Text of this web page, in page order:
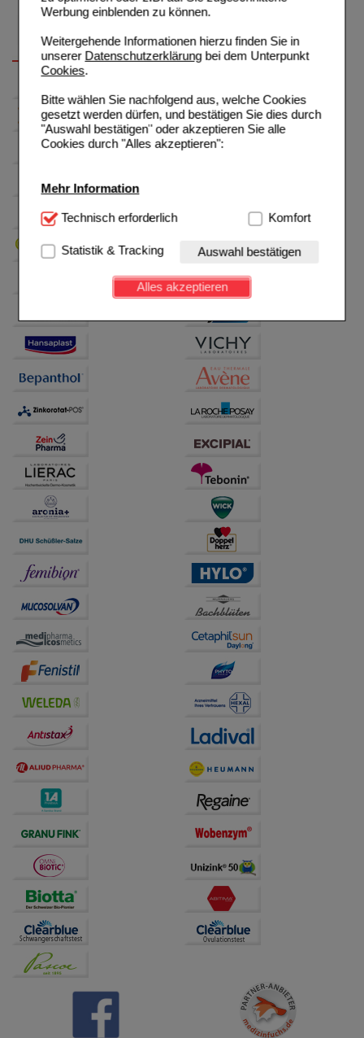
Werbung einblenden zu können.
Weitergehende Informationen hierzu finden Sie in
unserer Datenschutzerklärungbei dem Unterpunkt
Cookies.
Bitte wählen Sie nachfolgend aus, welche Cookies
gesetzt werden dürfen, und bestätigen Sie dies durch
"Auswahl bestätigen" oder akzeptieren Sie alle
Cookies durch "Alles akzeptieren":
Mehr Information
Technisch Notwendig:Hierbei handelt es sich um
Website notwendig sind (z.B. Navigation, Warenkorb,
Kundenkonto), weshalb auf diese nicht verzichtet
werden kann.
Einkaufserlebnis noch ansprechender zu gestalten,
beispielsweise für die Wiedererkennung des
Besuchers oder unsere Seite an bevorzugte
Verhaltensweisen (z.B. Spracheinstellung)
anzupassen. Komfort-Cookies ermöglichen es uns
auch auf Ihre Bedürfnisse zugeschrittene Inhalte
anzuzeigen und unser Partnerprogramm zu
Statistik & Tracking:
Hierüber lassen sich
Informationen über die Art und Weise der Nutzung
unserer Website sammeln, mit deren Hilfe wir unsere
Website weiter für Sie optimieren können, den Inhalt
auf unserer Website aber auch die Werbung auf
Drittseiten möglichst relevant für Sie zu gestalten.
Bitte beachten Sie, dass Daten hierfür teilweise an
Dritte wie z.B. Google oder soziale Medien
übertragen werden.
Technisch erforderlich Komfort
Statistik & Tracking Auswahl bestätigen
Alles akzeptieren